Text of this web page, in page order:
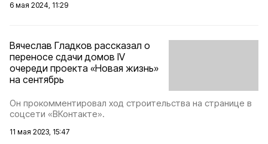
6 мая 2024, 11:29
Вячеслав Гладков рассказал о
переносе сдачи домов IV
очереди проекта «Новая жизнь»
на сентябрь
Он прокомментировал ход строительства на странице в
соцсети «ВКонтакте».
11 мая 2023, 15:47